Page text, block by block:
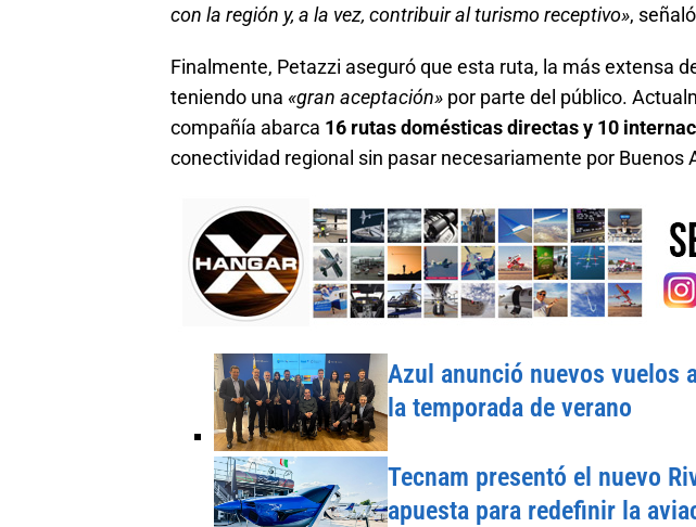
con la región y, a la vez, contribuir al turismo receptivo»,
Finalmente, Petazzi aseguró que esta ruta, la más extensa
teniendo una «gran aceptación» por parte del público.
compañía abarca 16 rutas domésticas directas y 10
conectividad regional sin pasar necesariamente por Buenos
Azul anunció nuevos vuelos
la temporada de verano
Tecnam presentó el nuevo
apuesta para redefinir la